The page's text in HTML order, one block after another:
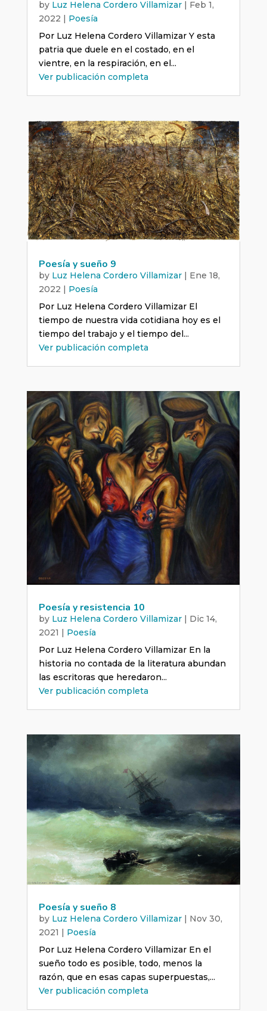
by Luz Helena Cordero Villamizar| Feb 1,
2022 | Poesía
Por Luz Helena Cordero Villamizar Y esta
patria que duele en el costado, en el
vientre, en la respiración, en el...
Ver publicación completa
Poesía y sueño 9
by Luz Helena Cordero Villamizar| Ene 18,
2022 | Poesía
Por Luz Helena Cordero Villamizar El
tiempo de nuestra vida cotidiana hoy es el
tiempo del trabajo y el tiempo del...
Ver publicación completa
Poesía y resistencia 10
by Luz Helena Cordero Villamizar| Dic 14,
2021 | Poesía
Por Luz Helena Cordero Villamizar En la
historia no contada de la literatura abundan
las escritoras que heredaron...
Ver publicación completa
Poesía y sueño 8
by Luz Helena Cordero Villamizar| Nov 30,
2021 | Poesía
Por Luz Helena Cordero Villamizar En el
sueño todo es posible, todo, menos la
razón, que en esas capas superpuestas,...
Ver publicación completa